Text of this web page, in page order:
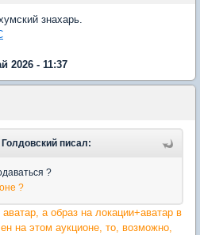
знахарь.
2026 - 11:37
писал:
?
?
а образ на локации+аватар в
на этом аукционе, то, возможно,